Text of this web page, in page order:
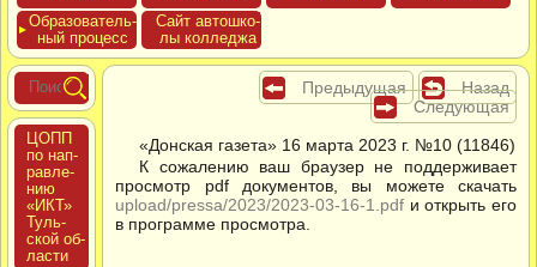
Обра­зова­тель­
ный про­цесс
Сайт ав­тошко­
лы кол­леджа
ЦОПП
по нап­
равле­
нию
«ИКТ»
Туль­
ской об­
ласти
Предыдущая
Назад
Следующая
«Донская газета» 16 марта 2023 г. №10 (11846)
К сожалению ваш браузер не поддерживает
просмотр pdf документов, вы можете скачать
upload/pressa/2023/2023-03-16-1.pdf и открыть его
в программе просмотра.